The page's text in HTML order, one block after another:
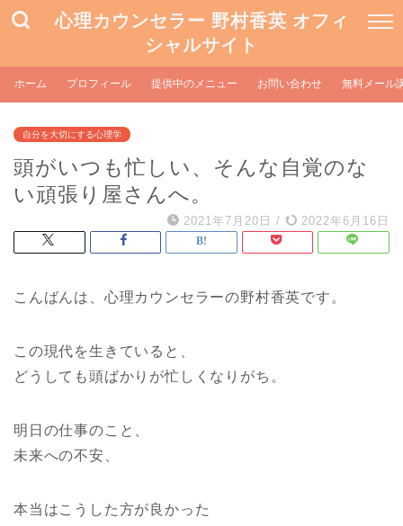
心理カウンセラー 野村香英 オフィ
シャルサイト
ホーム プロフィール 提供中のメニュー お問い合わせ 無料メール
自分を大切にする心理学
頭がいつも忙しい、そんな自覚のな
い頑張り屋さんへ。
2021年7月20日 / 2022年6月16日
こんばんは、心理カウンセラーの野村香英です。
この現代を生きていると、
どうしても頭ばかりが忙しくなりがち。
明日の仕事のこと、
未来への不安、
本当はこうした方が良かった